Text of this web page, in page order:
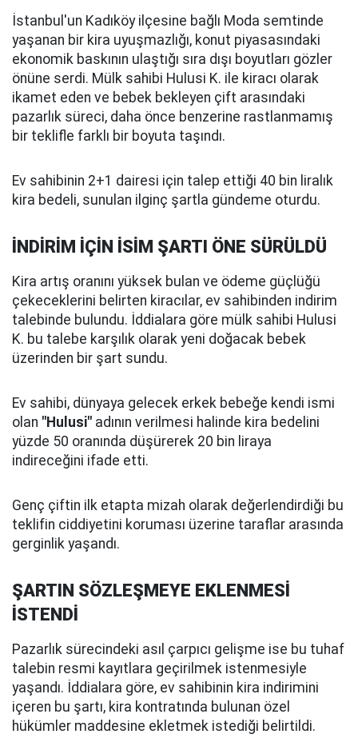
İstanbul'un Kadıköy ilçesine bağlı Moda semtinde
yaşanan bir kira uyuşmazlığı, konut piyasasındaki
ekonomik baskının ulaştığı sıra dışı boyutları gözler
önüne serdi. Mülk sahibi Hulusi K. ile kiracı olarak
ikamet eden ve bebek bekleyen çift arasındaki
pazarlık süreci, daha önce benzerine rastlanmamış
bir teklifle farklı bir boyuta taşındı.
Ev sahibinin 2+1 dairesi için talep ettiği 40 bin liralık
kira bedeli, sunulan ilginç şartla gündeme oturdu.
İNDİRİM İÇİN İSİM ŞARTI ÖNE SÜRÜLDÜ
Kira artış oranını yüksek bulan ve ödeme güçlüğü
çekeceklerini belirten kiracılar, ev sahibinden indirim
talebinde bulundu. İddialara göre mülk sahibi Hulusi
K. bu talebe karşılık olarak yeni doğacak bebek
üzerinden bir şart sundu.
Ev sahibi, dünyaya gelecek erkek bebeğe kendi ismi
olan "Hulusi" adının verilmesi halinde kira bedelini
yüzde 50 oranında düşürerek 20 bin liraya
indireceğini ifade etti.
Genç çiftin ilk etapta mizah olarak değerlendirdiği bu
teklifin ciddiyetini koruması üzerine taraflar arasında
gerginlik yaşandı.
ŞARTIN SÖZLEŞMEYE EKLENMESİ
İSTENDİ
Pazarlık sürecindeki asıl çarpıcı gelişme ise bu tuhaf
talebin resmi kayıtlara geçirilmek istenmesiyle
yaşandı. İddialara göre, ev sahibinin kira indirimini
içeren bu şartı, kira kontratında bulunan özel
hükümler maddesine ekletmek istediği belirtildi.